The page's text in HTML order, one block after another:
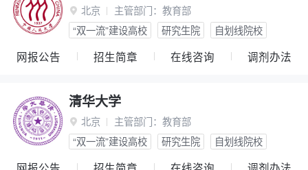
 北京 主管部门： 教育部
“双一流”建设高校
研究生院 自划线院校
网报公告 招生简章 在线咨询 调剂办法
清华大学
 北京 主管部门： 教育部
“双一流”建设高校
研究生院 自划线院校